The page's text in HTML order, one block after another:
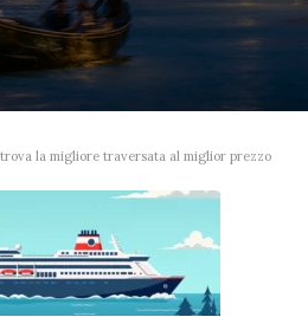
la migliore traversata al miglior prezzo